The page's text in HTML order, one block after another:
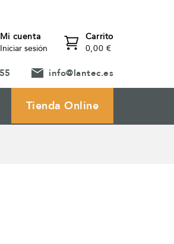
Carrito
0,00 €
Mi cuenta
Iniciar sesión
info@lantec.es
Tienda Online